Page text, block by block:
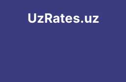
UzRates.uz